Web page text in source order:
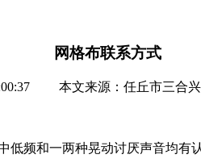
网格布联系方式
本文来源：任丘市三合
频和一两种晃动讨厌声音均